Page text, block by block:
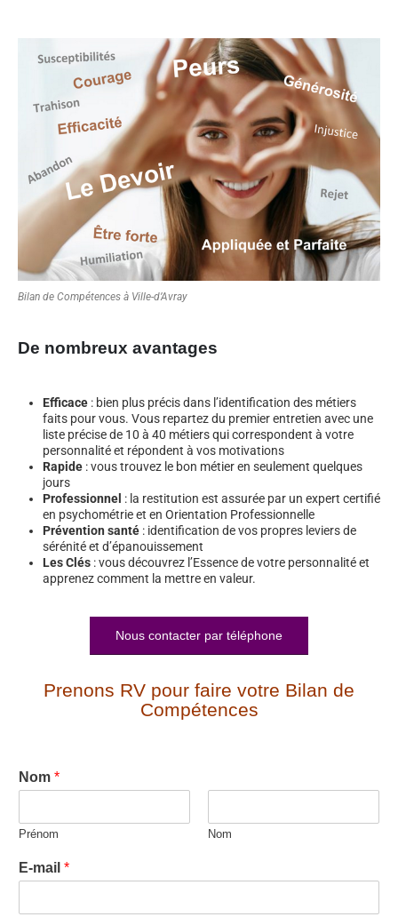
Bilan de Compétences à Ville-d’Avray
De nombreux avantages
Efficace : bien plus précis dans l’identification des métiers
faits pour vous. Vous repartez du premier entretien avec une
liste précise de 10 à 40 métiers qui correspondent à votre
personnalité et répondent à vos motivations
Rapide : vous trouvez le bon métier en seulement quelques
jours
Professionnel : la restitution est assurée par un expert certifié
en psychométrie et en Orientation Professionnelle
Prévention santé : identification de vos propres leviers de
sérénité et d’épanouissement
Les Clés : vous découvrez l’Essence de votre personnalité et
apprenez comment la mettre en valeur.
Nous contacter par téléphone
Prenons RV pour faire votre Bilan de
Compétences
Nom *
Prénom Nom
E-mail *